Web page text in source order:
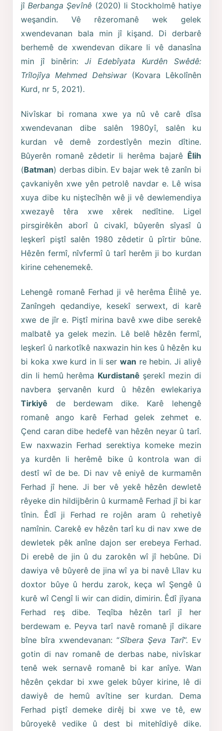
jîBerbanga Şevînê (2020) li Stockholmê hatiye
weşandin. Vê rêzeromanê wek gelek
xwendevanan bala min jî kişand. Di derbarê
berhemê de xwendevan dikare li vê danasîna
min jî binêrin: Ji Edebîyata Kurdên Swêdê:
Trîlojîya Mehmed Dehsiwar(Kovara Lêkolînên
Kurd, nr 5, 2021).
Nivîskar bi romana xwe ya nû vê carê dîsa
xwendevanan dibe salên 1980yî, salên ku
kurdan vê demê zordestîyên mezin dîtine.
Bûyerên romanê zêdetir li herêma bajarê Êlih
(Batman) derbas dibin. Ev bajar wek tê zanîn bi
çavkaniyên xwe yên petrolê navdar e. Lê wisa
xuya dibe ku niştecîhên wê ji vê dewlemendiya
xwezayê têra xwe xêrek nedîtine. Ligel
pirsgirêkên aborî û civakî, bûyerên sîyasî û
leşkerî piştî salên 1980 zêdetir û pîrtir bûne.
Hêzên fermî, nîvfermî û tarî herêm ji bo kurdan
kirine cehenemekê.
Lehengê romanê Ferhad ji vê herêma Êlihê ye.
Zanîngeh qedandiye, kesekî serwext, di karê
xwe de jîr e. Piştî mirina bavê xwe dibe serekê
malbatê ya gelek mezin. Lê belê hêzên fermî,
leşkerî û narkotîkê naxwazin hin kes û hêzên ku
bi koka xwe kurd in li ser wan re hebin. Ji aliyê
din li hemû herêma Kurdistanê şerekî mezin di
navbera şervanên kurd û hêzên ewlekariya
Tirkiyê de berdewam dike. Karê lehengê
romanê ango karê Ferhad gelek zehmet e.
Çend caran dibe hedefê van hêzên neyar û tarî.
Ew naxwazin Ferhad serektiya komeke mezin
ya kurdên li herêmê bike û kontrola wan di
destî wî de be. Di nav vê eniyê de kurmamên
Ferhad jî hene. Ji ber vê yekê hêzên dewletê
rêyeke din hildijbêrin û kurmamê Ferhad jî bi kar
tînin. Êdî ji Ferhad re rojên aram û rehetiyê
namînin. Carekê ev hêzên tarî ku di nav xwe de
dewletek pêk anîne dajon ser erebeya Ferhad.
Di erebê de jin û du zarokên wî jî hebûne. Di
dawiya vê bûyerê de jina wî ya bi navê Lîlav ku
doxtor bûye û herdu zarok, keça wî Şengê û
kurê wî Cengî li wir can didin, dimirin. Êdî jîyana
Ferhad reş dibe. Teqîba hêzên tarî jî her
berdewam e. Peyva tarî navê romanê jî dikare
bîne bîra xwendevanan: “Sîbera Şeva Tarî”. Ev
gotin di nav romanê de derbas nabe, nivîskar
tenê wek sernavê romanê bi kar anîye. Wan
hêzên çekdar bi xwe gelek bûyer kirine, lê di
dawiyê de hemû avîtine ser kurdan. Dema
Ferhad piştî demeke dirêj bi xwe ve tê, ew
bûroyekê vedike û dest bi mitehîdiyê dike.